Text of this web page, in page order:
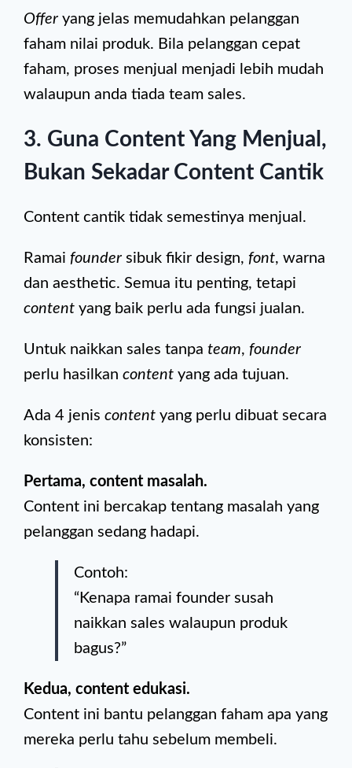
Offer yang jelas memudahkan pelanggan
faham nilai produk. Bila pelanggan cepat
faham, proses menjual menjadi lebih mudah
walaupun anda tiada team sales.
3. Guna Content Yang Menjual,
Bukan Sekadar Content Cantik
Content cantik tidak semestinya menjual.
Ramai founder sibuk fikir design, font, warna
dan aesthetic. Semua itu penting, tetapi
content yang baik perlu ada fungsi jualan.
Untuk naikkan sales tanpa team, founder
perlu hasilkan content yang ada tujuan.
Ada 4 jenis content yang perlu dibuat secara
konsisten:
Pertama, content masalah.
Content ini bercakap tentang masalah yang
pelanggan sedang hadapi.
Contoh:
“Kenapa ramai founder susah
naikkan sales walaupun produk
bagus?”
Kedua, content edukasi.
Content ini bantu pelanggan faham apa yang
mereka perlu tahu sebelum membeli.